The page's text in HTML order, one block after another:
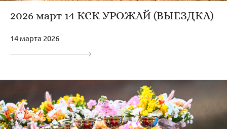
2026 март 14 КСК УРОЖАЙ (ВЫЕЗДКА)
14 марта 2026